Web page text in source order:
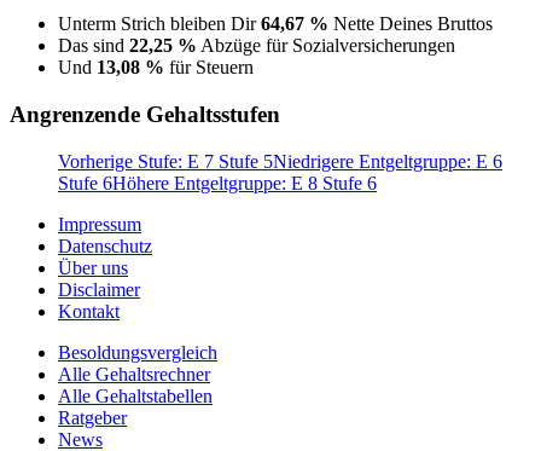
Unterm Strich bleiben Dir64,67 % Nette Deines Bruttos
Das sind 22,25 % Abzüge für Sozialversicherungen
Und 13,08 % für Steuern
Angrenzende Gehaltsstufen
Vorherige Stufe: E 7 Stufe 5Niedrigere Entgeltgruppe: E 6
Stufe 6Höhere Entgeltgruppe: E 8 Stufe 6
Impressum
Datenschutz
Über uns
Disclaimer
Kontakt
Besoldungsvergleich
Alle Gehaltsrechner
Alle Gehaltstabellen
Ratgeber
News